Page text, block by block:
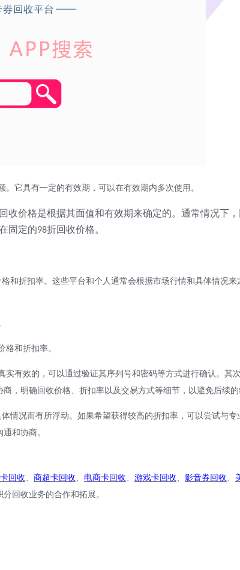
它具有一定的有效期，可以在有效期内多次使用。
收价格是根据其面值和有效期来确定的。通常情况下
固定的98折回收价格。
和折扣率。这些平台和个人通常会根据市场行情和具体情况来
和折扣率。
实有效的，可以通过验证其序列号和密码等方式进行确认。其
，明确回收价格、折扣率以及交易方式等细节，以避免后续的
情况而有所浮动。如果希望获得较高的折扣率，可以尝试与专
和协商。
回收、 商超卡回收、 电商卡回收、 游戏卡回收、 影音券回收、
回收业务的合作和拓展。